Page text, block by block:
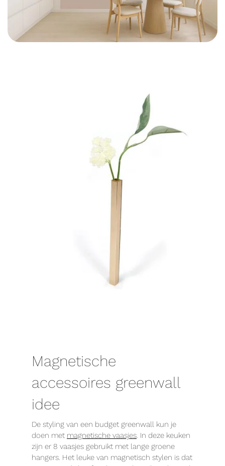
Magnetische
accessoires greenwall
idee
De styling van een budget greenwall kun je
doen met magnetische vaasjes. In deze keuken
zijn er 8 vaasjes gebruikt met lange groene
hangers. Het leuke van magnetisch stylen is dat